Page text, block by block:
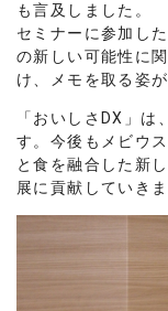
も言及しました。
セミナーに参加し
の新しい可能性に
け、メモを取る姿
「おいしさDX」
す。今後もメビウ
と食を融合した新
展に貢献していきま